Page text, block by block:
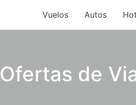
Vuelos Autos
Ofertas de